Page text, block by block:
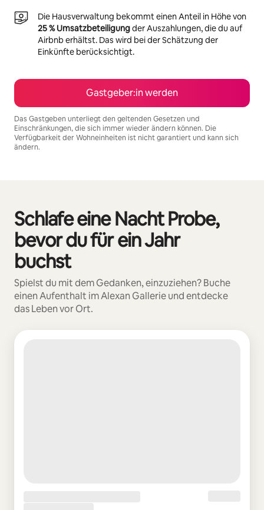
Die Hausverwaltung bekommt einen Anteil in Höhe von
25 % Umsatzbeteiligungder Auszahlungen, die du auf
Airbnb erhältst. Das wird bei der Schätzung der
Einkünfte berücksichtigt.
Gastgeber:in werden
Das Gastgeben unterliegt den geltenden Gesetzen und
Einschränkungen, die sich immer wieder ändern können. Die
Verfügbarkeit der Wohneinheiten ist nicht garantiert und kann sich
ändern.
Schlafe eine Nacht Probe,
bevor du für ein Jahr
buchst
Spielst du mit dem Gedanken, einzuziehen? Buche
einen Aufenthalt im Alexan Gallerie und entdecke
das Leben vor Ort.
0 von 0 Artikeln